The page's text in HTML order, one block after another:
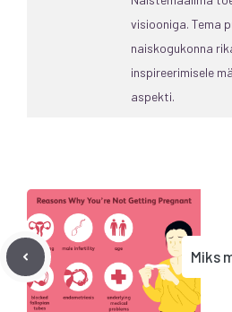
visiooniga. Tema
naiskogukonna
inspireerimisele
aspekti.
Miks